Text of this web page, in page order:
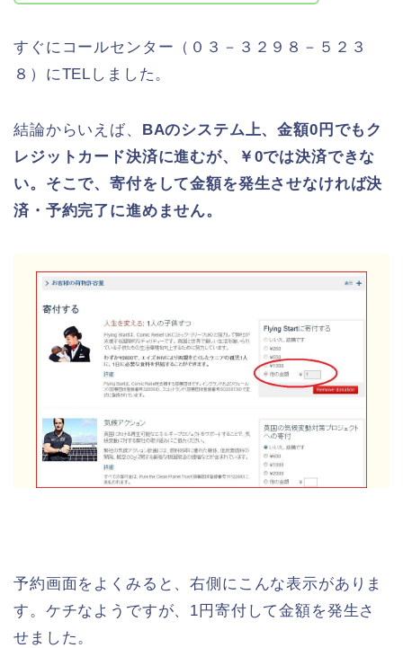
すぐにコールセンター（０３－３２９８－５２３
８）にTELしました。
結論からいえば、
BAのシステム上、金額0円でもク
レジットカード決済に進むが、￥0では決済できな
い。そこで、寄付をして金額を発生させなければ決
済・予約完了に進めません。
予約画面をよくみると、右側にこんな表示がありま
す。ケチなようですが、1円寄付して金額を発生さ
せました。